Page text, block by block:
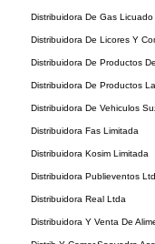
Distribuidora De Gas
Distribuidora De Licores Y
Distribuidora De Productos
Distribuidora De Productos
Distribuidora De Vehiculos
Distribuidora Fas Limitada
Distribuidora Kosim Limitada
Distribuidora Publieventos
Distribuidora Real Ltda
Distribuidora Y Venta De